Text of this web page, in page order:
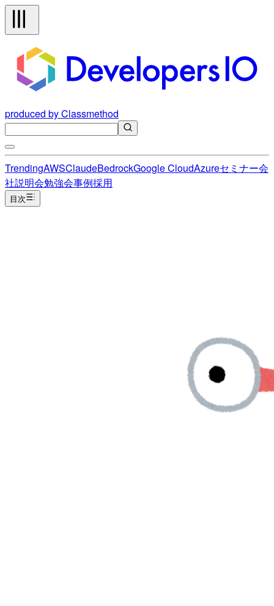
produced by Classmethod
TrendingAWSClaudeBedrockGoogle CloudAzureセミナー会
社説明会勉強会事例採用
目次